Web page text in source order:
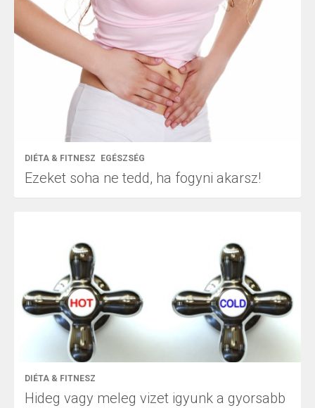
DIÉTA & FITNESZ EGÉSZSÉG
Ezeket soha ne tedd, ha fogyni akarsz!
DIÉTA & FITNESZ
Hideg vagy meleg vizet igyunk a gyorsabb